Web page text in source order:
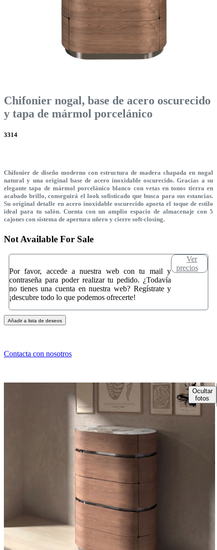
Chifonier nogal, base de acero oscurecido
y tapa de mármol porcelánico
3314
Chifonier de diseño moderno con estructura de madera chapada en nogal
natural y una original base de acero inoxidable oscurecido. Gracias a su
elegante tapa de mármol porcelánico blanco con vetas en tonos tierra en
acabado brillo, conseguirá el look sofisticado que busca para sus estancias.
Su original detalle en acero inoxidable oscurecido aporta el toque de estilo
ideal para tu salón. Cuenta con un amplio espacio de almacenaje con 5
cajones con sistema de apertura uñero y cierre soft-closing.
Not Available For Sale
Por favor, accede a nuestra web con tu mail y
contraseña para poder realizar tu pedido. ¿Todavía
no tienes una cuenta en nuestra web? Regístrate y
¡descubre todo lo que podemos ofrecerte!
Ver
precios
Añadir a lista de deseos
Contacta con nosotros
Ocultar
fotos